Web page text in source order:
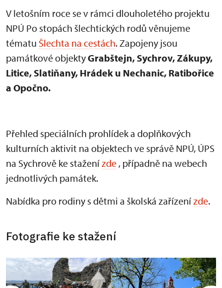
V letošním roce se v rámci dlouholetého projektu
NPÚ Po stopách šlechtických rodů věnujeme
tématu Šlechta na cestách. Zapojeny jsou
památkové objektyGrabštejn, Sychrov, Zákupy,
Litice, Slatiňany, Hrádek u Nechanic, Ratibořice
a Opočno.
Přehled speciálních prohlídek a doplňkových
kulturních aktivit na objektech ve správě NPÚ, ÚPS
na Sychrově ke staženízde , případně na webech
jednotlivých památek.
Nabídka pro rodiny s dětmi a školská zařízenízde.
Fotografie ke stažení